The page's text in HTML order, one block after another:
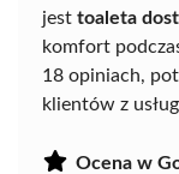
jest toaleta
komfort
18 opiniach,
klientów z
Ocena w